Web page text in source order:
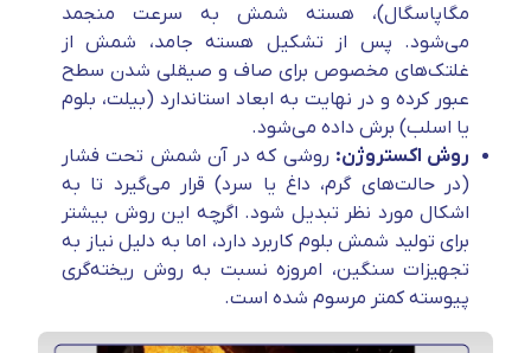
مگاپاسگال)، هسته شمش به سرعت منجمد
می‌شود. پس از تشکیل هسته جامد، شمش از
غلتک‌های مخصوص برای صاف و صیقلی شدن سطح
عبور کرده و در نهایت به ابعاد استاندارد (بیلت، بلوم
یا اسلب) برش داده می‌شود.
روش اکستروژن: روشی که در آن شمش تحت فشار
(در حالت‌های گرم، داغ یا سرد) قرار می‌گیرد تا به
اشکال مورد نظر تبدیل شود. اگرچه این روش بیشتر
برای تولید شمش بلوم کاربرد دارد، اما به دلیل نیاز به
تجهیزات سنگین، امروزه نسبت به روش ریخته‌گری
پیوسته کمتر مرسوم شده است.